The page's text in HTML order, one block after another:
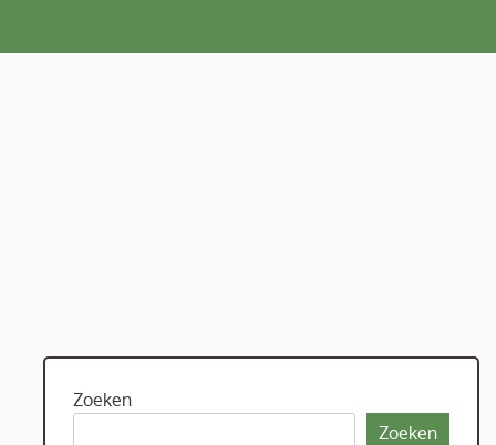
Zoeken
Zoeken